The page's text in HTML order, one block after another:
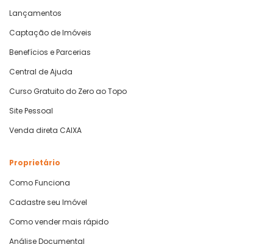
Lançamentos
Captação de Imóveis
Benefícios e Parcerias
Central de Ajuda
Curso Gratuito do Zero ao Topo
Site Pessoal
Venda direta CAIXA
Proprietário
Como Funciona
Cadastre seu Imóvel
Como vender mais rápido
Análise Documental